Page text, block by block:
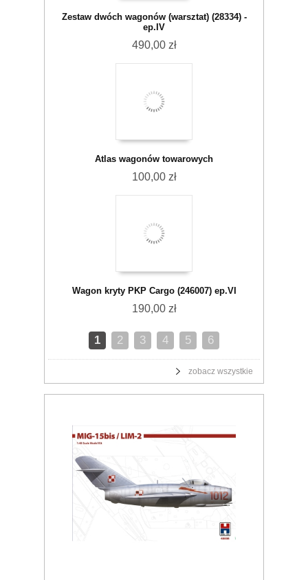
Zestaw dwóch wagonów (warsztat) (28334) -
ep.IV
490,00 zł
Atlas wagonów towarowych
100,00 zł
Wagon kryty PKP Cargo (246007) ep.VI
190,00 zł
1 2 3 4 5 6
zobacz wszystkie